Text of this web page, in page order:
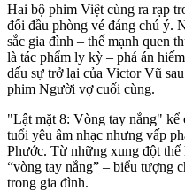
Hai bộ phim Việt cùng ra rạp
đối đầu phòng vé đáng chú ý.
sắc gia đình – thế mạnh quen
là tác phẩm ly kỳ – phá án
dấu sự trở lại của Victor Vũ
phim Người vợ cuối cùng.
"Lật mặt 8: Vòng tay nắng" kể
tuổi yêu âm nhạc nhưng vấp
Phước. Từ những xung đột thế
“vòng tay nắng” – biểu tượng
trong gia đình.